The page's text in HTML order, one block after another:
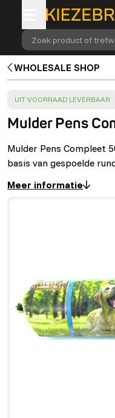
Zoek product of
WHOLESALE SHOP
SUCCESS:
UIT VOORRAAD LEVERBAAR
Mulder Pens
Mulder Pens Compleet
basis van gespoelde
Meer informatie